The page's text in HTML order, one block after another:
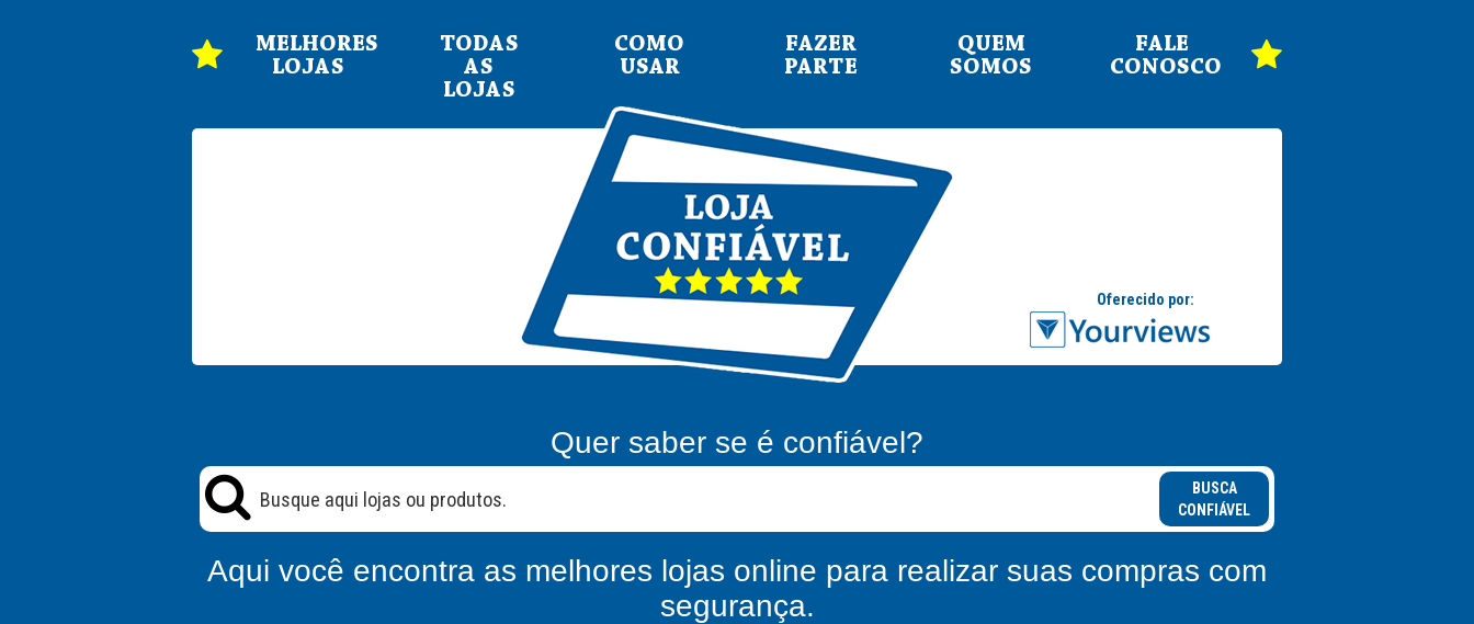
MELHORES
LOJAS
TODAS
AS
LOJAS
COMO
USAR
FAZER
PARTE
QUEM
SOMOS
FALE
CONOSCO
Quer saber se é confiável?
BUSCA
CONFIÁVEL
Aqui você encontra as melhores lojas online para realizar suas compras com
segurança.